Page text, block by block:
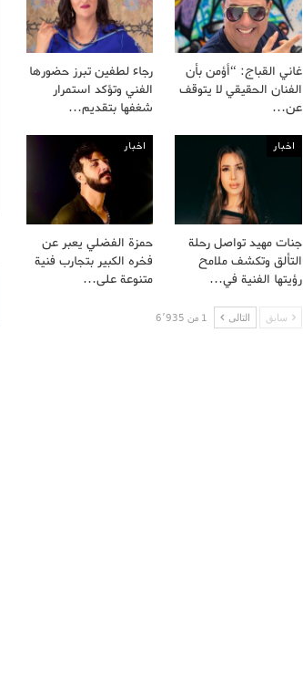
غاني القباج: “أؤمن بأن
الفنان الحقيقي لا يتوقف
عن…
رجاء لطفين تبرز حضورها
الفني وتؤكد استمرار
شغفها بتقديم…
اخبار
جنات مهيد تواصل رحلة
التألق وتكشف ملامح
رؤيتها الفنية في…
اخبار
حمزة الفضلي يعبر عن
فخره الكبير بتجارب فنية
متنوعة على…
سابق التالى 1 من 6٬935